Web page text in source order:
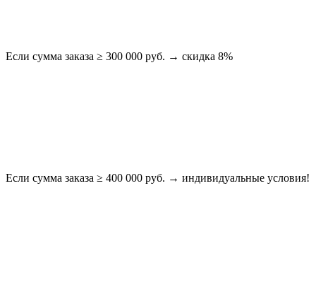
Если сумма заказа ≥ 300 000 руб. → скидка 8%
Если сумма заказа ≥ 400 000 руб. → индивидуальные условия!